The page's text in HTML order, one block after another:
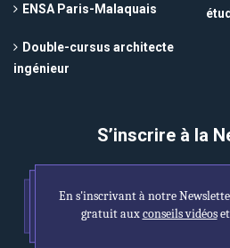
ENSA Paris-Malaquais
Double-cursus architecte
ingénieur
S’inscrire à la
En s'inscrivant à notre
gratuit auxconseils vidéoset